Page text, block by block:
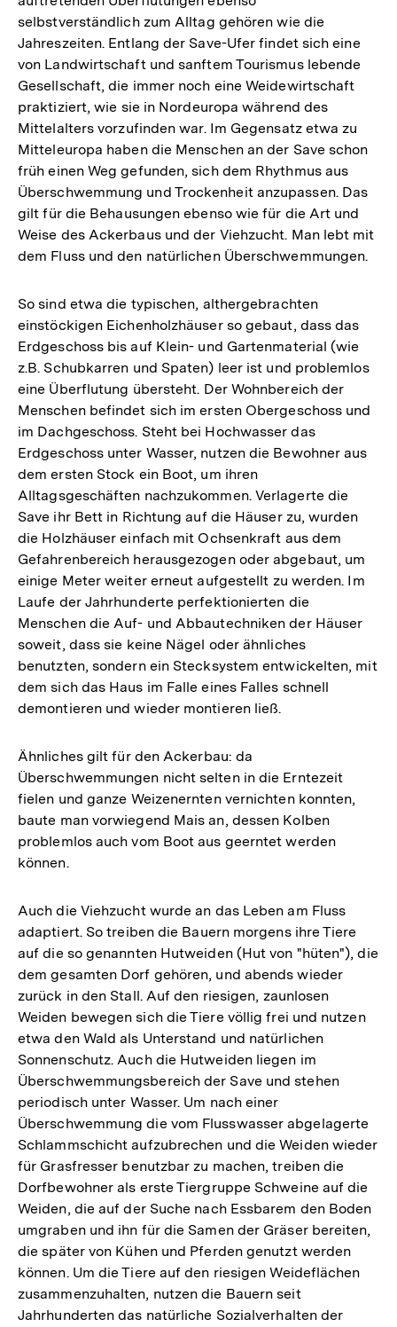
selbstverständlich zum Alltag gehören wie die
Jahreszeiten. Entlang der Save-Ufer findet sich eine
von Landwirtschaft und sanftem Tourismus lebende
Gesellschaft, die immer noch eine Weidewirtschaft
praktiziert, wie sie in Nordeuropa während des
Mittelalters vorzufinden war. Im Gegensatz etwa zu
Mitteleuropa haben die Menschen an der Save schon
früh einen Weg gefunden, sich dem Rhythmus aus
Überschwemmung und Trockenheit anzupassen. Das
gilt für die Behausungen ebenso wie für die Art und
Weise des Ackerbaus und der Viehzucht. Man lebt mit
dem Fluss und den natürlichen Überschwemmungen.
So sind etwa die typischen, althergebrachten
einstöckigen Eichenholzhäuser so gebaut, dass das
Erdgeschoss bis auf Klein- und Gartenmaterial (wie
z.B. Schubkarren und Spaten) leer ist und problemlos
eine Überflutung übersteht. Der Wohnbereich der
Menschen befindet sich im ersten Obergeschoss und
im Dachgeschoss. Steht bei Hochwasser das
Erdgeschoss unter Wasser, nutzen die Bewohner aus
dem ersten Stock ein Boot, um ihren
Alltagsgeschäften nachzukommen. Verlagerte die
Save ihr Bett in Richtung auf die Häuser zu, wurden
die Holzhäuser einfach mit Ochsenkraft aus dem
Gefahrenbereich herausgezogen oder abgebaut, um
einige Meter weiter erneut aufgestellt zu werden. Im
Laufe der Jahrhunderte perfektionierten die
Menschen die Auf- und Abbautechniken der Häuser
soweit, dass sie keine Nägel oder ähnliches
benutzten, sondern ein Stecksystem entwickelten, mit
dem sich das Haus im Falle eines Falles schnell
demontieren und wieder montieren ließ.
Ähnliches gilt für den Ackerbau: da
Überschwemmungen nicht selten in die Erntezeit
fielen und ganze Weizenernten vernichten konnten,
baute man vorwiegend Mais an, dessen Kolben
problemlos auch vom Boot aus geerntet werden
können.
Auch die Viehzucht wurde an das Leben am Fluss
adaptiert. So treiben die Bauern morgens ihre Tiere
auf die so genannten Hutweiden (Hut von "hüten"), die
dem gesamten Dorf gehören, und abends wieder
zurück in den Stall. Auf den riesigen, zaunlosen
Weiden bewegen sich die Tiere völlig frei und nutzen
etwa den Wald als Unterstand und natürlichen
Sonnenschutz. Auch die Hutweiden liegen im
Überschwemmungsbereich der Save und stehen
periodisch unter Wasser. Um nach einer
Überschwemmung die vom Flusswasser abgelagerte
Schlammschicht aufzubrechen und die Weiden wieder
für Grasfresser benutzbar zu machen, treiben die
Dorfbewohner als erste Tiergruppe Schweine auf die
Weiden, die auf der Suche nach Essbarem den Boden
umgraben und ihn für die Samen der Gräser bereiten,
die später von Kühen und Pferden genutzt werden
können. Um die Tiere auf den riesigen Weideflächen
zusammenzuhalten, nutzen die Bauern seit
Jahrhunderten das natürliche Sozialverhalten der